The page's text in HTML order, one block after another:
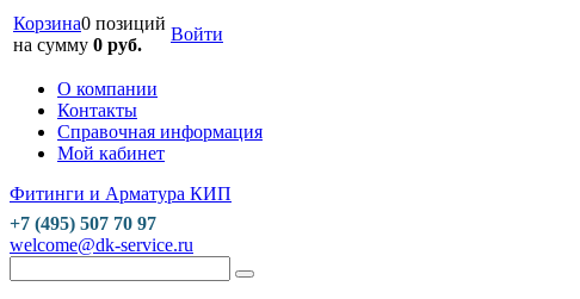
Корзина0 позиций
на сумму 0 руб.
Войти
О компании
Контакты
Справочная информация
Мой кабинет
Фитинги и Арматура КИП
+7 (495) 507 70 97
welcome@dk-service.ru